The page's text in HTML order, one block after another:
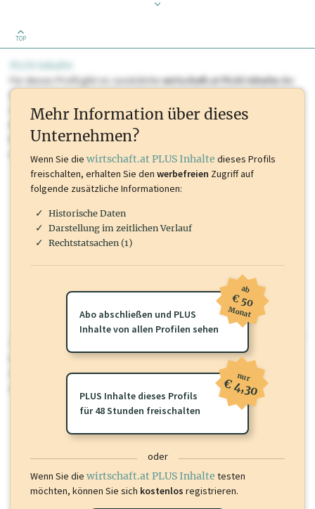
TOP
Für dieses Profil gibt es zusätzlichewirtschaft.at PLUS Inhaltedie
Sie momentan nicht einsehen können. Schalten Sie dieses Profil frei
oder loggen Sie sich ein um diese Inhalte zu sehen. wirtschaft.at PLUS
Marken, Patente, Rechtstatsachen, OTS-Aussendungen, und viele
mehr.
Für dieses Profil gibt es zusätzlichewirtschaft.at PLUS Inhalte
Sie momentan nicht einsehen können. Schalten Sie dieses Profil frei
oder loggen Sie sich ein um diese Inhalte zu sehen.
Mehr Information über dieses
Unternehmen?
Wenn Sie die wirtschaft.at PLUS Inhalte dieses Profils
freischalten, erhalten Sie den werbefreien Zugriff auf
folgende zusätzliche Informationen:
Historische Daten
Darstellung im zeitlichen Verlauf
Rechtstatsachen (1)
Abo abschließen und PLUS
Inhalte von allen Profilen sehen
ab
€ 50
Monat
PLUS Inhalte dieses Profils
für 48 Stunden freischalten
nur
€ 4,30
oder
Wenn Sie die wirtschaft.at PLUS Inhalte testen
möchten, können Sie sich kostenlos registrieren.